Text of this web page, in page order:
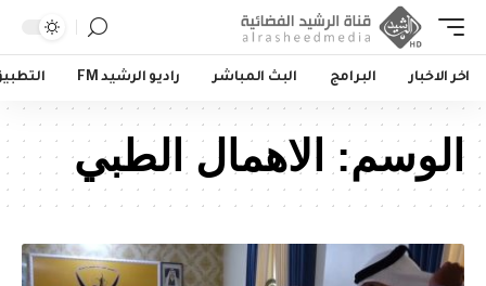
اخر الاخبار البرامج البث المباشر راديو الرشيد FM
الوسم: الاهمال الطبي